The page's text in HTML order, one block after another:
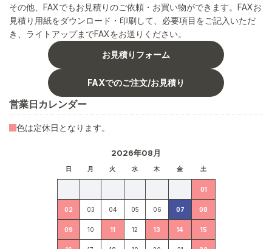
その他、FAXでもお見積りのご依頼・お買い物ができます。FAXお
見積り用紙をダウンロード・印刷して、必要項目をご記入いただ
き、ライトアップまでFAXをお送りください。
お見積りフォーム
FAXでのご注文/お見積り
営業日カレンダー
2026年08月
日 月 火 水 木 金 土
01
02 03 04 05 06 07 08
09 10 11 12 13 14 15
色は定休日となります。